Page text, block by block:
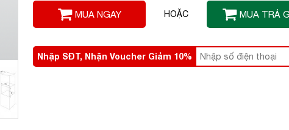
MUA NGAY HOẶC MUA TRẢ
Nhập SĐT, Nhận Voucher Giảm 10%